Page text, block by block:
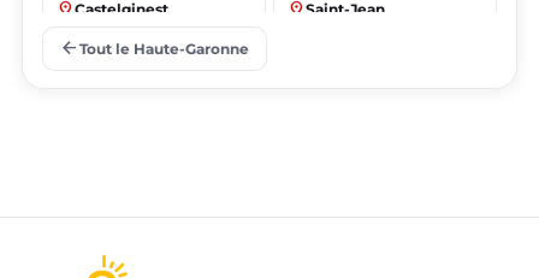
place Castelginest place Saint-Jean
place Villeneuve-Tolosane
arrow_back Tout le Haute-Garonne